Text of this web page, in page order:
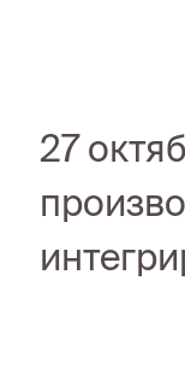
27